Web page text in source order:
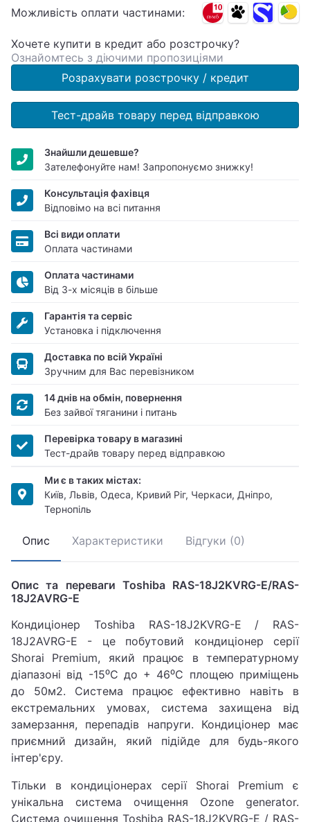
Можливість оплати частинами:
Хочете купити в кредит або розстрочку?
Ознайомтесь з діючими пропозиціями
Розрахувати розстрочку / кредит
Тест-драйв товару перед відправкою
Знайшли дешевше?
Зателефонуйте нам! Запропонуємо знижку!
Консультація фахівця
Відповімо на всі питання
Всі види оплати
Оплата частинами
Оплата частинами
Від 3-х місяців в більше
Гарантія та сервіс
Установка і підключення
Доставка по всій Україні
Зручним для Вас перевізником
14 днів на обмін, повернення
Без зайвої тяганини і питань
Перевірка товару в магазині
Тест-драйв товару перед відправкою
Ми є в таких містах:
Київ, Львів, Одеса, Кривий Ріг, Черкаси, Дніпро,
Тернопіль
Опис Характеристики Відгуки (0)
Опис та переваги Toshiba RAS-18J2KVRG-E/RAS-
18J2AVRG-E
Кондиціонер Toshiba RAS-18J2KVRG-E / RAS-
18J2AVRG-E - це побутовий кондиціонер серії
Shorai Premium, який працює в температурному
діапазоні від -15⁰С до + 46⁰С площею приміщень
до 50м2. Система працює ефективно навіть в
екстремальних умовах, система захищена від
замерзання, перепадів напруги. Кондиціонер має
приємний дизайн, який підійде для будь-якого
інтер'єру.
Тільки в кондиціонерах серії Shorai Premium є
унікальна система очищення Оzone generator.
Система очищення Toshiba RAS-18J2KVRG-E / RAS-